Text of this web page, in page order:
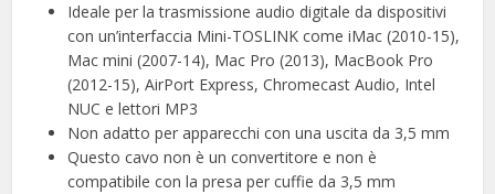
Ideale per la trasmissione audio digitale da dispositivi
con un’interfaccia Mini-TOSLINK come iMac (2010-15),
Mac mini (2007-14), Mac Pro (2013), MacBook Pro
(2012-15), AirPort Express, Chromecast Audio, Intel
NUC e lettori MP3
Non adatto per apparecchi con una uscita da 3,5 mm
Questo cavo non è un convertitore e non è
compatibile con la presa per cuffie da 3,5 mm